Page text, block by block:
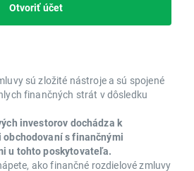
Otvoriť účet
sú zložité nástroje a sú spojené
finančných strát v dôsledku
investorov dochádza k
s finančnými
u tohto poskytovateľa.
ako finančné rozdielové zmluvy